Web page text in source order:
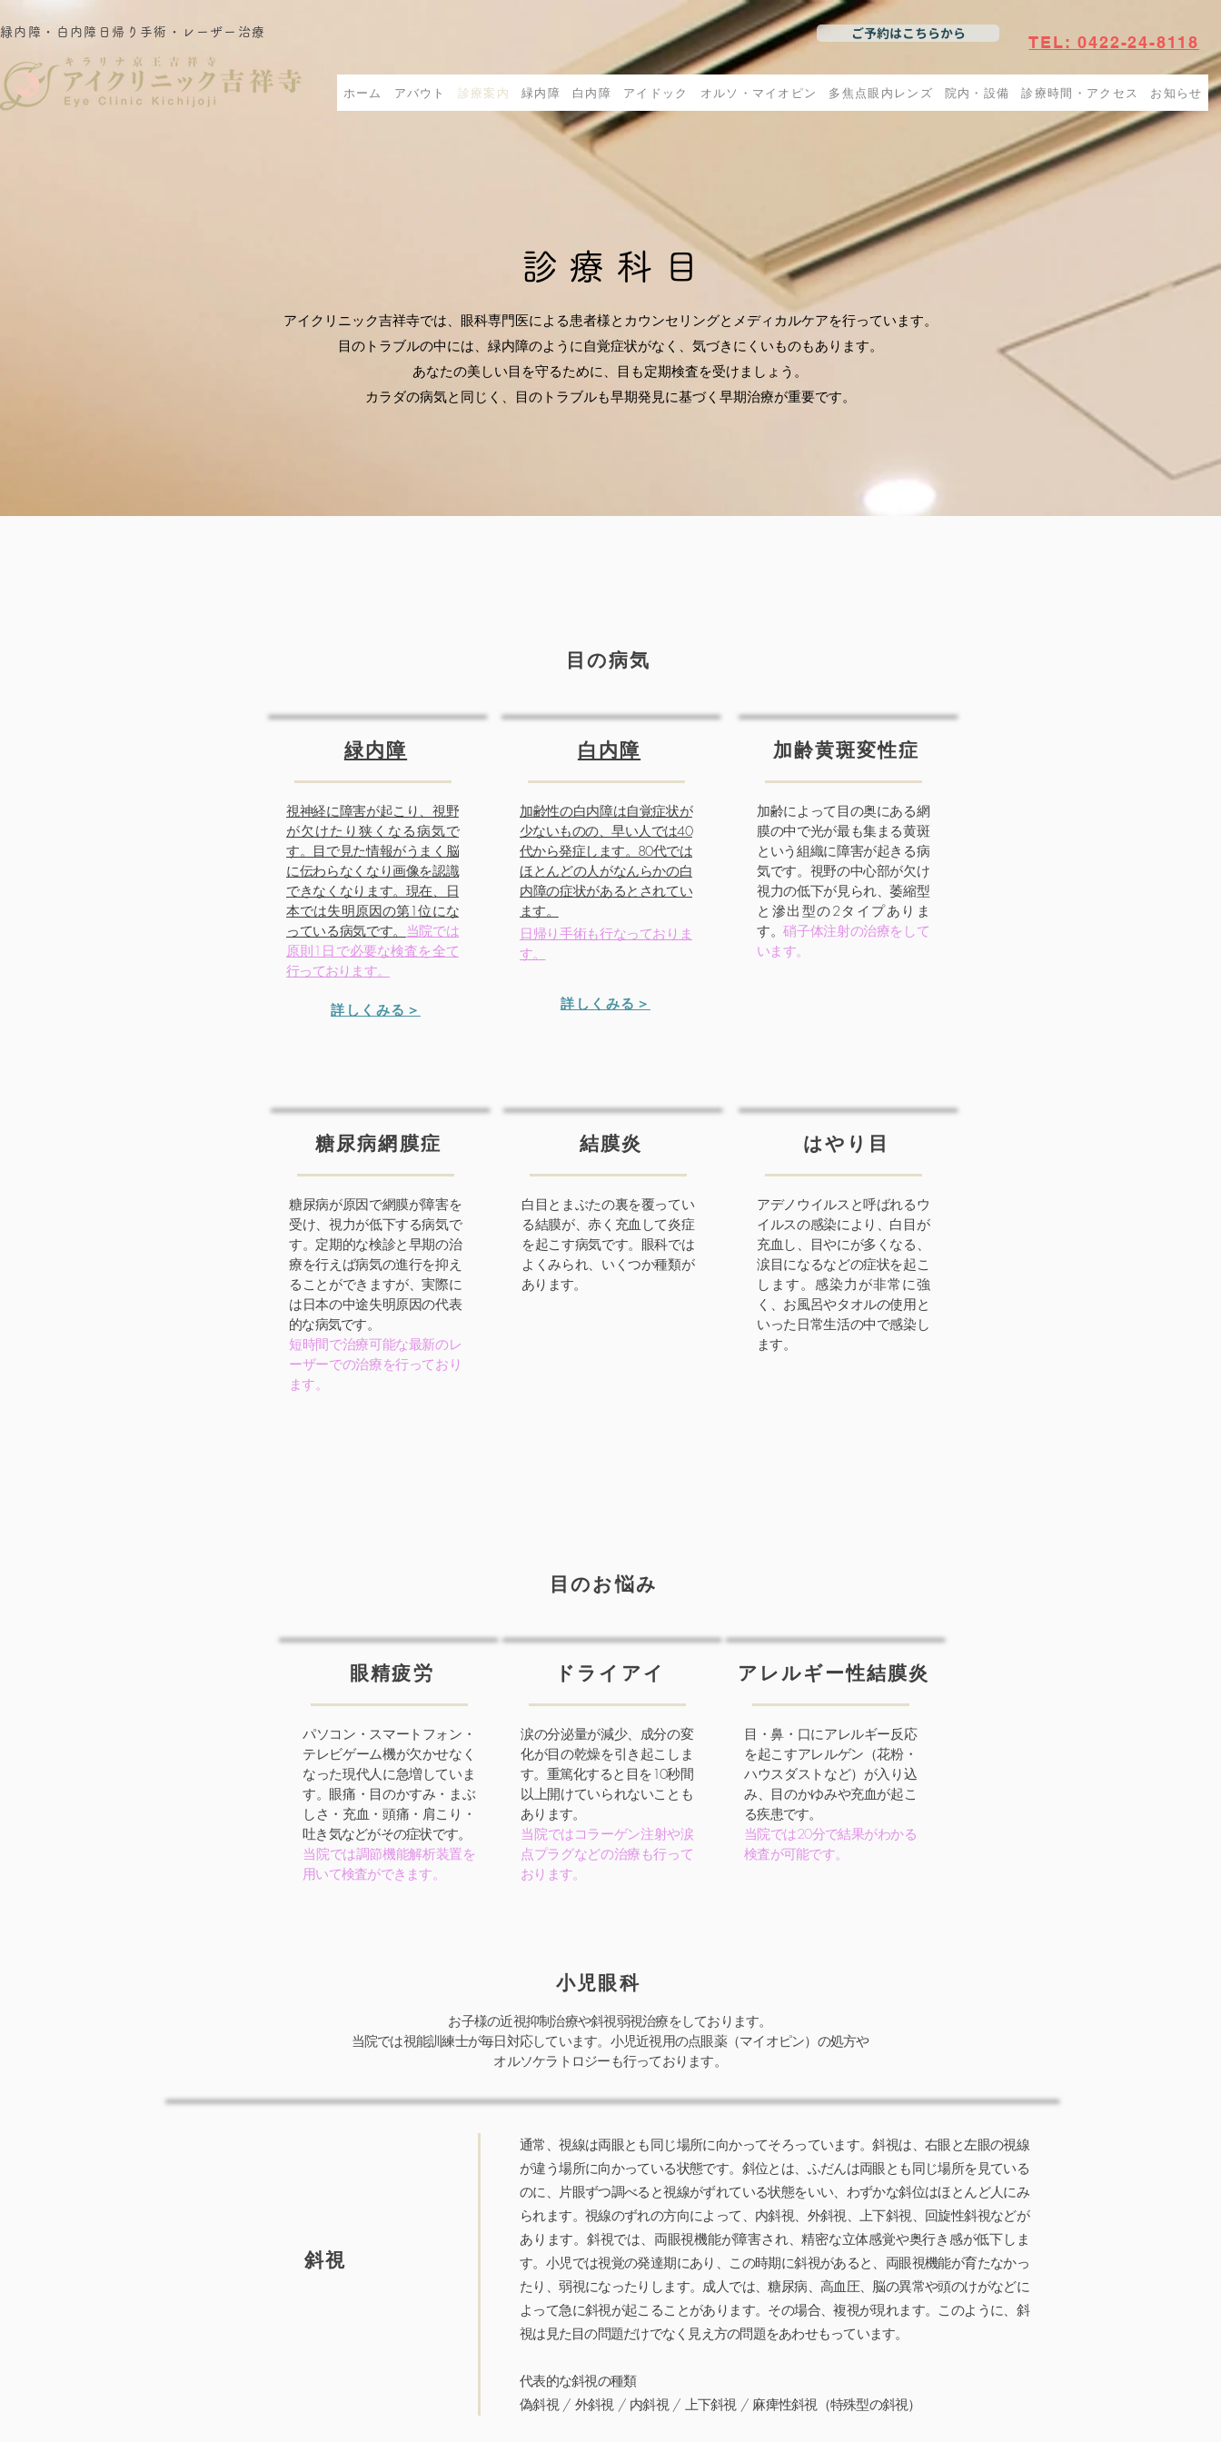
緑内障・白内障日帰り手術・レーザー治療 ご予約はこちらから TEL: 0422-24-8118
ホーム アバウト 診療案内 緑内障 白内障 アイドック オルソ・マイオピン 多焦点眼内レンズ 院内・設備 診療時間・アクセス お知らせ
診 療 科 目
アイクリニック吉祥寺では、眼科専門医による患者様とカウンセリングとメディカルケアを行っています。
目のトラブルの中には、緑内障のように自覚症状がなく、気づきにくいものもあります。
あなたの美しい目を守るために、目も定期検査を受けましょう。
カラダの病気と同じく、目のトラブルも早期発見に基づく早期治療が重要です。
目の病気
詳しくみる＞
視神経に障害が起こり、視野
が欠けたり狭くなる病気で
す。目で見た情報がうまく脳
に伝わらなくなり画像を認識
できなくなります。現在、日
本では失明原因の第1位にな
っている病気です。 当院では
原則1日で必要な検査を全て
行っております。
緑内障 白内障
日帰り手術も行なっておりま
す。
加齢性の白内障は自覚症状が
少ないものの、早い人では40
代から発症します。80代では
ほとんどの人がなんらかの白
内障の症状があるとされてい
ます。
詳しくみる＞
加齢黄斑変性症
加齢によって目の奥にある網
膜の中で光が最も集まる黄斑
という組織に障害が起きる病
気です。視野の中心部が欠け
視力の低下が見られ、萎縮型
と滲出型の2タイプありま
す。硝子体注射の治療をして
います。
糖尿病網膜症
糖尿病が原因で網膜が障害を
受け、視力が低下する病気で
す。定期的な検診と早期の治
療を行えば病気の進行を抑え
ることができますが、実際に
は日本の中途失明原因の代表
的な病気です。
短時間で治療可能な最新のレ
ーザーでの治療を行っており
ます。
結膜炎
白目とまぶたの裏を覆ってい
る結膜が、赤く充血して炎症
を起こす病気です。眼科では
よくみられ、いくつか種類が
あります。
はやり目
アデノウイルスと呼ばれるウ
イルスの感染により、白目が
充血し、目やにが多くなる、
涙目になるなどの症状を起こ
します。感染力が非常に強
く、お風呂やタオルの使用と
いった日常生活の中で感染し
ます。
目のお悩み
眼精疲労
パソコン・スマートフォン・
テレビゲーム機が欠かせなく
なった現代人に急増していま
す。眼痛・目のかすみ・まぶ
しさ・充血・頭痛・肩こり・
吐き気などがその症状です。
当院では調節機能解析装置を
用いて検査ができます。
ドライアイ
涙の分泌量が減少、成分の変
化が目の乾燥を引き起こしま
す。重篤化すると目を10秒間
以上開けていられないことも
あります。
当院ではコラーゲン注射や涙
点プラグなどの治療も行って
おります。
アレルギー性結膜炎
目・鼻・口にアレルギー反応
を起こすアレルゲン（花粉・
ハウスダストなど）が入り込
み、目のかゆみや充血が起こ
る疾患です。
当院では20分で結果がわかる
検査が可能です。
小児眼科
お子様の近視抑制治療や斜視弱視治療をしております。
当院では視能訓練士が毎日対応しています。小児近視用の点眼薬（マイオピン）の処方や
オルソケラトロジーも行っております。
斜視
通常、視線は両眼とも同じ場所に向かってそろっています。斜視は、右眼と左眼の視線
が違う場所に向かっている状態です。斜位とは、ふだんは両眼とも同じ場所を見ている
のに、片眼ずつ調べると視線がずれている状態をいい、わずかな斜位はほとんど人にみ
られます。視線のずれの方向によって、内斜視、外斜視、上下斜視、回旋性斜視などが
あります。斜視では、両眼視機能が障害され、精密な立体感覚や奥行き感が低下しま
す。小児では視覚の発達期にあり、この時期に斜視があると、両眼視機能が育たなかっ
たり、弱視になったりします。成人では、糖尿病、高血圧、脳の異常や頭のけがなどに
よって急に斜視が起こることがあります。その場合、複視が現れます。このように、斜
視は見た目の問題だけでなく見え方の問題をあわせもっています。
代表的な斜視の種類
偽斜視 / 外斜視 / 内斜視 / 上下斜視 / 麻痺性斜視（特殊型の斜視）